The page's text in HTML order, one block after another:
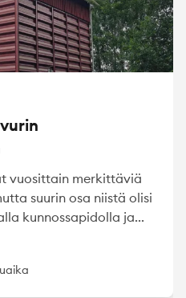
vuosittain merkittäviä
suurin osa niistä olisi
kunnossapidolla ja...